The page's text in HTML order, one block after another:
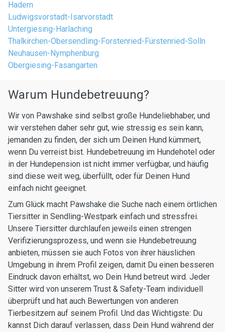
Hadern
Ludwigsvorstadt-Isarvorstadt
Untergiesing-Harlaching
Thalkirchen-Obersendling-Forstenried-Fürstenried-Solln
Neuhausen-Nymphenburg
Obergiesing-Fasangarten
Warum Hundebetreuung?
Wir von Pawshake sind selbst große Hundeliebhaber, und
wir verstehen daher sehr gut, wie stressig es sein kann,
jemanden zu finden, der sich um Deinen Hund kümmert,
wenn Du verreist bist. Hundebetreuung im Hundehotel oder
in der Hundepension ist nicht immer verfügbar, und häufig
sind diese weit weg, überfüllt, oder für Deinen Hund
einfach nicht geeignet.
Zum Glück macht Pawshake die Suche nach einem örtlichen
Tiersitter in Sendling-Westpark einfach und stressfrei.
Unsere Tiersitter durchlaufen jeweils einen strengen
Verifizierungsprozess, und wenn sie Hundebetreuung
anbieten, müssen sie auch Fotos von ihrer häuslichen
Umgebung in ihrem Profil zeigen, damit Du einen besseren
Eindruck davon erhältst, wo Dein Hund betreut wird. Jeder
Sitter wird von unserem Trust & Safety-Team individuell
überprüft und hat auch Bewertungen von anderen
Tierbesitzern auf seinem Profil. Und das Wichtigste: Du
kannst Dich darauf verlassen, dass Dein Hund während der